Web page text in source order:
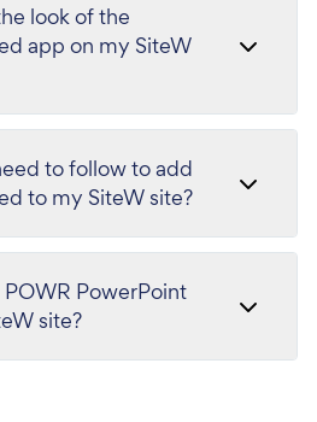
look of the
app on my SiteW
to follow to add
to my SiteW site?
PowerPoint
site?